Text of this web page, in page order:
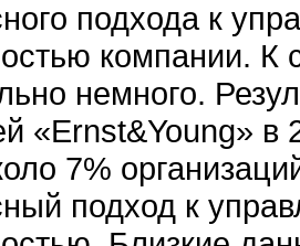
подхода к
компании. К
немного.
«Ernst&Young» в
7%
подход к